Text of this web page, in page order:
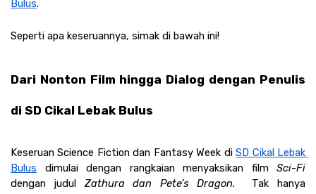
Bulus.
Seperti apa keseruannya, simak di bawah ini!
Dari Nonton Film hingga Dialog dengan Penulis
di SD Cikal Lebak Bulus
Keseruan Science Fiction dan Fantasy Week di SD Cikal Lebak
Bulus dimulai dengan rangkaian menyaksikan film
dengan judul Zathura dan Pete’s Dragon. Tak hanya